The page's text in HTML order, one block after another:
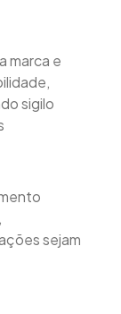
marca e
sigilo
sejam